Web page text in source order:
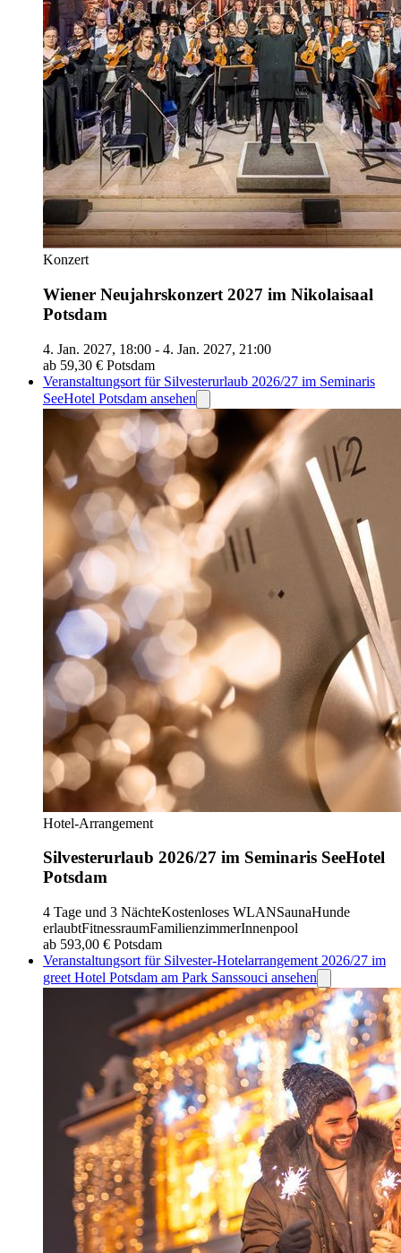
Konzert
Wiener Neujahrskonzert 2027 im Nikolaisaal
Potsdam
4. Jan. 2027, 18:00 - 4. Jan. 2027, 21:00
ab 59,30 € Potsdam
Veranstaltungsort für Silvesterurlaub 2026/27 im Seminaris
SeeHotel Potsdam ansehen
Hotel-Arrangement
Silvesterurlaub 2026/27 im Seminaris SeeHotel
Potsdam
4 Tage und 3 NächteKostenloses WLANSaunaHunde
erlaubtFitnessraumFamilienzimmerInnenpool
ab 593,00 € Potsdam
Veranstaltungsort für Silvester-Hotelarrangement 2026/27 im
greet Hotel Potsdam am Park Sanssouci ansehen